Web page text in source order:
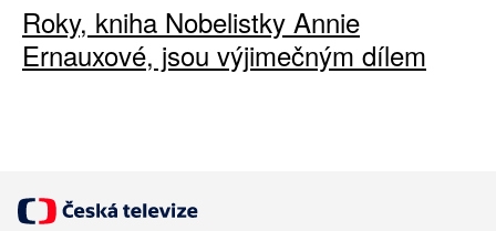
Roky, kniha Nobelistky Annie
Ernauxové, jsou výjimečným dílem